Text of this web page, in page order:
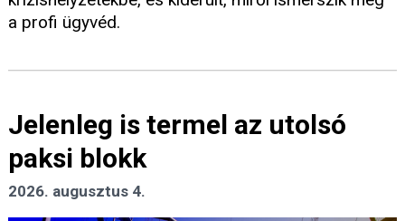
a profi ügyvéd.
Jelenleg is termel az utolsó
paksi blokk
2026. augusztus 4.